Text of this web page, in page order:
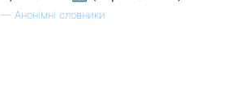
— Анонімні словники